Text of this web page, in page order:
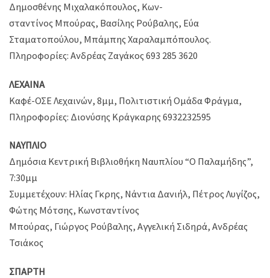
Δημοσθένης Μιχαλακόπουλος, Κων-
σταντίνος Μπούρας, Βασίλης Ρούβαλης, Εύα
Σταματοπούλου, Μπάμπης Χαραλαμπόπουλος.
Πληροφορίες: Ανδρέας Ζαγάκος 693 285 3620
ΛΕΧΑΙΝΑ
Καφέ-ΟΣΕ Λεχαινών, 8μμ, Πολιτιστική Ομάδα Φράγμα,
Πληροφορίες: Διονύσης Κράγκαρης 6932232595
ΝΑΥΠΛΙΟ
Δημόσια Κεντρική Βιβλιοθήκη Ναυπλίου “Ο Παλαμήδης”,
7:30μμ
Συμμετέχουν: Ηλίας Γκρης, Νάντια Δανιήλ, Πέτρος Λυγίζος,
Φώτης Μότσης, Κωνσταντίνος
Μπούρας, Γιώργος Ρούβαλης, Αγγελική Σιδηρά, Ανδρέας
Τσιάκος
ΣΠΑΡΤΗ